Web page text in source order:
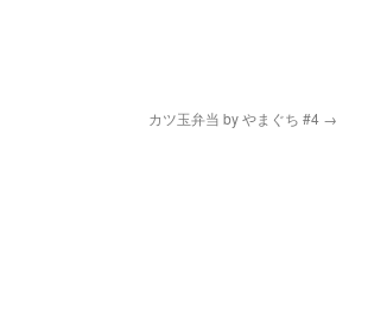
カツ玉弁当 by やまぐち #4 →